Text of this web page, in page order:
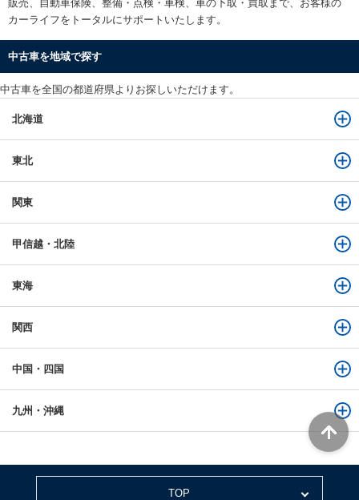
販売、自動車保険、整備・点検・車検、車の下取・買取まで、お客様の
カーライフをトータルにサポートいたします。
中古車を地域で探す
中古車を全国の都道府県よりお探しいただけます。
北海道
東北
関東
甲信越・北陸
東海
関西
中国・四国
九州・沖縄
TOP